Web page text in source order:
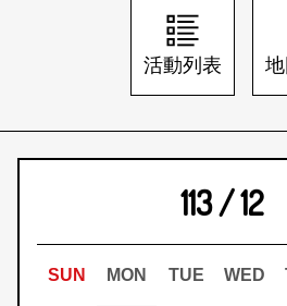
活動列表
113 / 12
SUN MON TUE WED